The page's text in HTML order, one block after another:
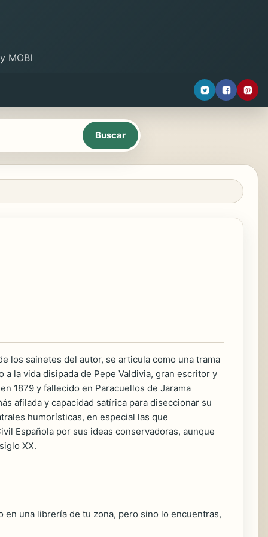
MOBI
los sainetes del autor, se articula como una trama
la vida disipada de Pepe Valdivia, gran escritor y
1879 y fallecido en Paracuellos de Jarama
afilada y capacidad satírica para diseccionar su
humorísticas, en especial las que
Española por sus ideas conservadoras, aunque
XX.
una librería de tu zona, pero sino lo encuentras,